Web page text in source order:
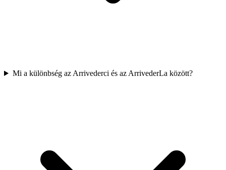
Mi a különbség az Arrivederci és az ArrivederLa között?